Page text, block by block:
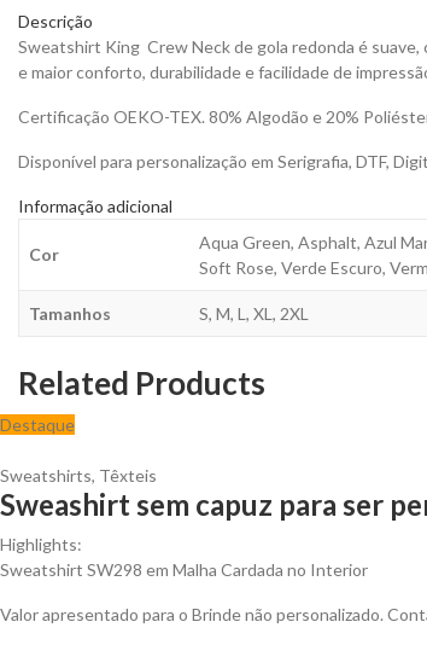
Descrição
Sweatshirt King Crew Neck de gola redonda é suave,
e maior conforto, durabilidade e facilidade de
Certificação OEKO-TEX. 80% Algodão e 20%
Disponível para personalização em Serigrafia, DTF,
Informação adicional
Cor
Aqua Green, Asphalt, Azul
Soft Rose, Verde Escuro,
Tamanhos S, M, L, XL, 2XL
Related Products
Destaque
Sweatshirts, Têxteis
Sweashirt sem capuz para ser
Highlights:
Sweatshirt SW298 em Malha Cardada no Interior
Valor apresentado para o Brinde não personalizado.